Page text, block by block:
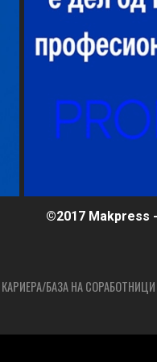
©2017 Makpress
КАРИЕРА/БАЗА НА СОРАБОТНИЦИ